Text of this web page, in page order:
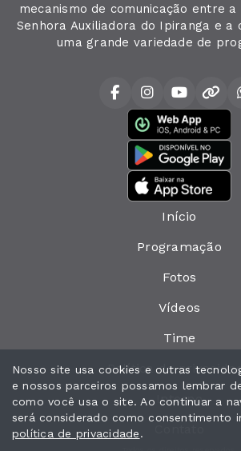
mecanismo de comunicação entre a
Senhora Auxiliadora do Ipiranga e a
uma grande variedade de
Início
Programação
Fotos
Vídeos
Time
Política de
Interno
Nosso site usa cookies e outras
e nossos parceiros possamos lembrar
como você usa o site. Ao continuar a
será considerado como consentimento
política de privacidade.